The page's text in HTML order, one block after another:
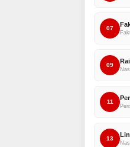
07
09
11
13